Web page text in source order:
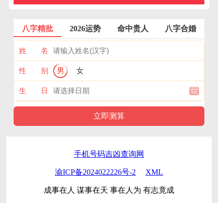
八字精批 2026运势 命中贵人 八字合婚
姓 名
性 别 男 女
生 日
手机号码吉凶查询网
渝ICP备2024022226号-2 XML
成事在人 谋事在天 事在人为 有志竟成